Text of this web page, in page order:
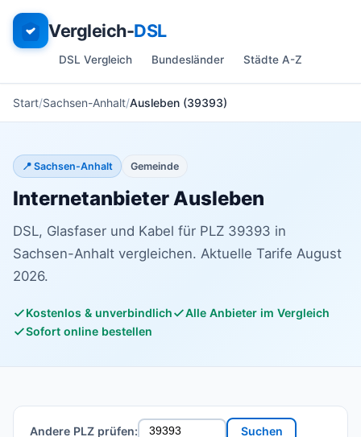
Vergleich-DSL
DSL Vergleich Bundesländer Städte A-Z
Start Sachsen-Anhalt Ausleben (39393)
📍 Sachsen-Anhalt Gemeinde
Internetanbieter Ausleben
DSL, Glasfaser und Kabel für PLZ 39393 in
Sachsen-Anhalt vergleichen. Aktuelle Tarife August
2026.
Kostenlos & unverbindlich
Alle Anbieter im Vergleich
Sofort online bestellen
Andere PLZ prüfen: Suchen